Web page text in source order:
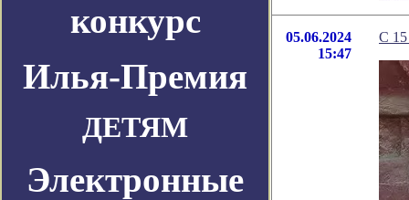
конкурс
Илья-Премия
ДЕТЯМ
Электронные
05.06.2024
15:47
C